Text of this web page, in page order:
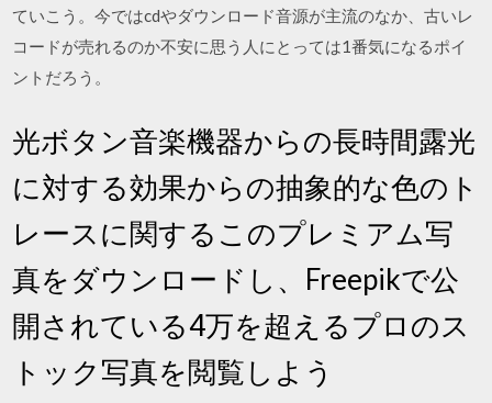
ていこう。今ではcdやダウンロード音源が主流のなか、古いレ
コードが売れるのか不安に思う人にとっては1番気になるポイ
ントだろう。
光ボタン音楽機器からの長時間露光
に対する効果からの抽象的な色のト
レースに関するこのプレミアム写
真をダウンロードし、Freepikで公
開されている4万を超えるプロのス
トック写真を閲覧しよう